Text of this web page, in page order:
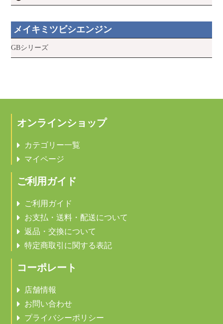
メイキミツビシエンジン
GBシリーズ
オンラインショップ
カテゴリー一覧
マイページ
ご利用ガイド
ご利用ガイド
お支払・送料・配送について
返品・交換について
特定商取引に関する表記
コーポレート
店舗情報
お問い合わせ
プライバシーポリシー